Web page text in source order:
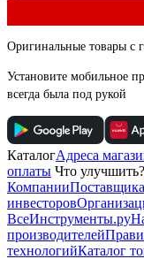
Оригинальные товары с
Установите мобильное
всегда была под рукой
КаталогАдреса
оплаты Что улучшить?
Компании
инвесторов
ВсеИнструменты.ру
производителей
технологийКаталог